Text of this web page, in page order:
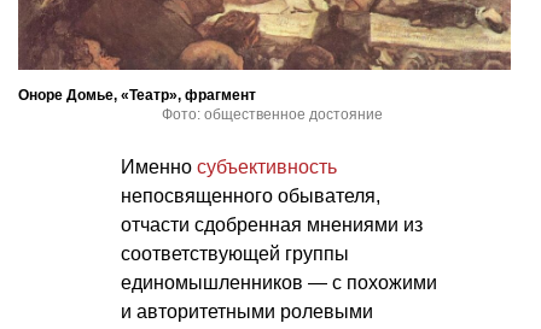
Оноре Домье, «Театр», фрагмент
Фото: общественное достояние
Именно субъективность
непосвященного обывателя,
отчасти сдобренная мнениями из
соответствующей группы
единомышленников — с похожими
и авторитетными ролевыми